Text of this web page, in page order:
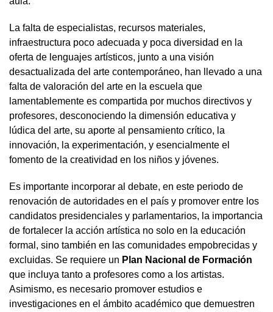
La falta de especialistas, recursos materiales,
infraestructura poco adecuada y poca diversidad en la
oferta de lenguajes artísticos, junto a una visión
desactualizada del arte contemporáneo, han llevado a una
falta de valoración del arte en la escuela que
lamentablemente es compartida por muchos directivos y
profesores, desconociendo la dimensión educativa y
lúdica del arte, su aporte al pensamiento crítico, la
innovación, la experimentación, y esencialmente el
fomento de la creatividad en los niños y jóvenes.
Es importante incorporar al debate, en este periodo de
renovación de autoridades en el país y promover entre los
candidatos presidenciales y parlamentarios, la importancia
de fortalecer la acción artística no solo en la educación
formal, sino también en las comunidades empobrecidas y
excluidas. Se requiere un Plan Nacional de Formación
que incluya tanto a profesores como a los artistas.
Asimismo, es necesario promover estudios e
investigaciones en el ámbito académico que demuestren